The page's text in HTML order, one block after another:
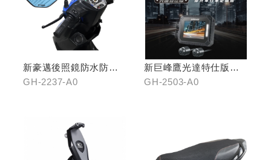
新豪邁後照鏡防水防霧
膜
GH-2237-A0
新巨峰鷹光達特仕版行
車紀錄器
GH-2503-A0